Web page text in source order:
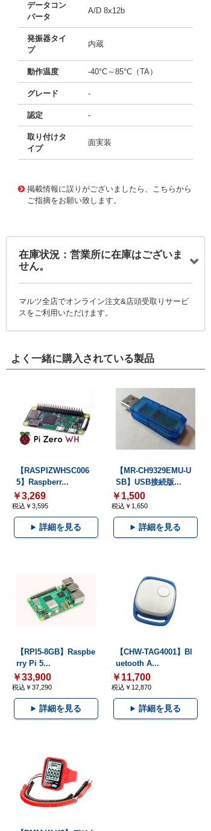
データコン
バータ
A/D 8x12b
発振器タイ
プ
内蔵
動作温度 -40°C～85°C（TA）
グレード -
認定 -
取り付けタ
イプ
面実装
掲載情報に誤りがございましたら、こちらから
ご指摘をお願い致します。
在庫状況：営業所に在庫はございま
せん。
マルツ全店でオンライン注文&店頭受取りサービ
スをご利用いただけます。
よく一緒に購入されている製品
【RASPIZWHSC006
5】Raspberr...
￥3,269
税込￥3,595
詳細を見る
【MR-CH9329EMU-U
SB】USB接続版...
￥1,500
税込￥1,650
詳細を見る
【RPI5-8GB】Raspbe
rry Pi 5...
￥33,900
税込￥37,290
詳細を見る
【CHW-TAG4001】Bl
uetooth A...
￥11,700
税込￥12,870
詳細を見る